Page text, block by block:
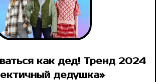
как дед! Тренд 2024
дедушка»